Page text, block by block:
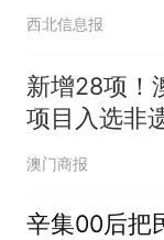
西北信息报
新增28项！
项目入选非
澳门商报
辛集00后把